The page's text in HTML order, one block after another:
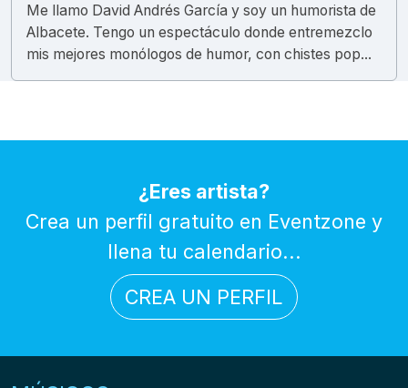
Me llamo David Andrés García y soy un humorista de
Albacete. Tengo un espectáculo donde entremezclo
mis mejores monólogos de humor, con chistes pop...
¿Eres artista?
Crea un perfil gratuito en Eventzone y
llena tu calendario...
CREA UN PERFIL